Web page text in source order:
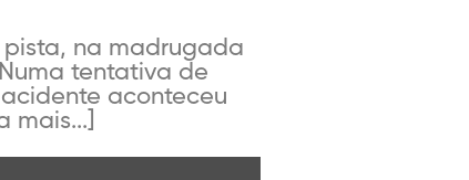
na madrugada
tentativa de
aconteceu
mais...]